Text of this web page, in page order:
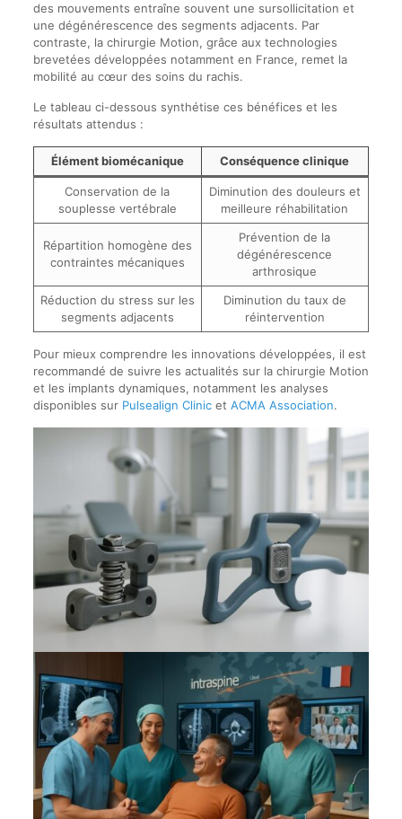
des mouvements entraîne souvent une sursollicitation et
une dégénérescence des segments adjacents. Par
contraste, la chirurgie Motion, grâce aux technologies
brevetées développées notamment en France, remet la
mobilité au cœur des soins du rachis.
Le tableau ci-dessous synthétise ces bénéfices et les
résultats attendus :
Élément biomécanique Conséquence clinique
Conservation de la
souplesse vertébrale
Diminution des douleurs et
meilleure réhabilitation
Répartition homogène des
contraintes mécaniques
Prévention de la
dégénérescence
arthrosique
Réduction du stress sur les
segments adjacents
Diminution du taux de
réintervention
Pour mieux comprendre les innovations développées, il est
recommandé de suivre les actualités sur la chirurgie Motion
et les implants dynamiques, notamment les analyses
disponibles sur Pulsealign Clinicet ACMA Association.